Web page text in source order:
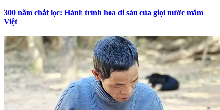
300 năm chắt lọc: Hành trình hóa di sản của giọt nước mắm
Việt